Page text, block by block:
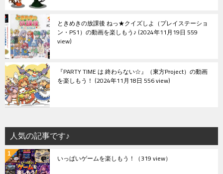
ときめきの放課後 ねっ★クイズしよ（プレイステーショ
ン・PS1）の動画を楽しもう♪ 2024年11月19日 559
view
『PARTY TIME は 終わらない☆』（東方Project）の動画
を楽しもう！ 2024年11月18日 556 view
人気の記事です♪
いっぱいゲームを楽しもう！ （319 view）